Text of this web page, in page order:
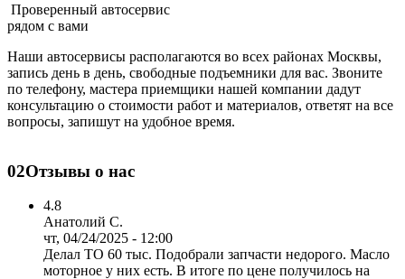
Проверенный автосервис
рядом с вами
Наши автосервисы располагаются во всех районах Москвы,
запись день в день, свободные подъемники для вас. Звоните
по телефону, мастера приемщики нашей компании дадут
консультацию о стоимости работ и материалов, ответят на все
вопросы, запишут на удобное время.
02Отзывы о нас
4.8
Анатолий С.
чт, 04/24/2025 - 12:00
Делал ТО 60 тыс. Подобрали запчасти недорого. Масло
моторное у них есть. В итоге по цене получилось на